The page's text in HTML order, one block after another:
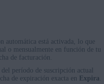
automática está activada, lo que
o mensualmente en función de tu
de facturación.
período de suscripción actual
de expiración exacta en Expira.